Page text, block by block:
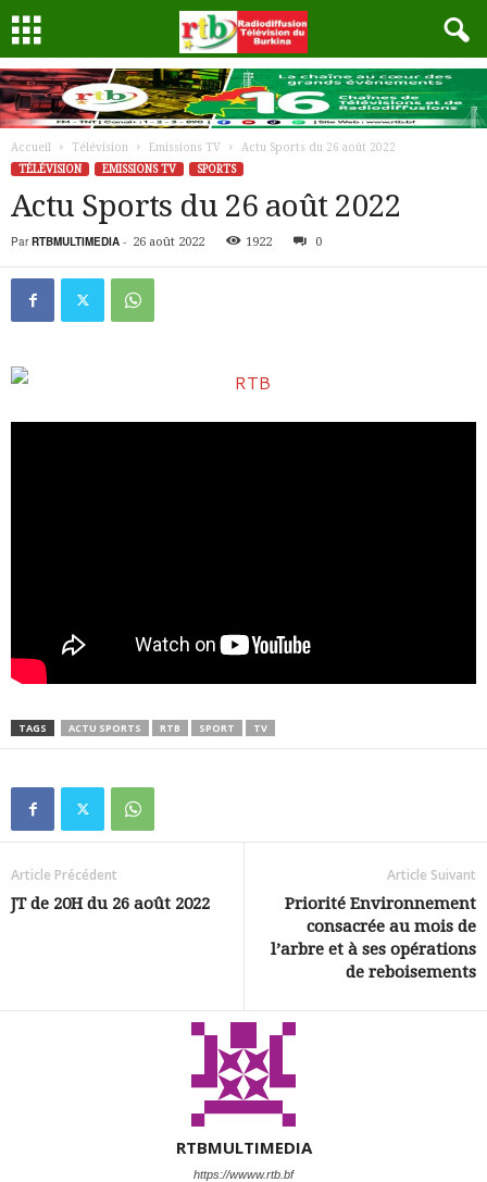
Accueil Télévision Emissions TV
Actu Sports du 26 août 2022
TÉLÉVISION
EMISSIONS TV SPORTS
Actu Sports du 26 août 2022
Par RTBMULTIMEDIA - 26 août 2022 1922 0
TAGS ACTU SPORTS RTB SPORT TV
Article Précédent
JT de 20H du 26 août 2022
Article Suivant
Priorité Environnement
consacrée au mois de
l’arbre et à ses opérations
de reboisements
RTBMULTIMEDIA
https://wwww.rtb.bf